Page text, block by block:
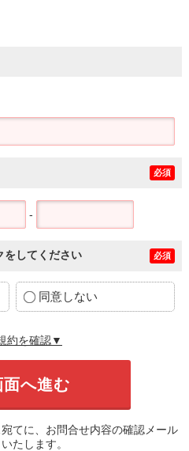
必須
-
をしてください 必須
同意しない
約を確認▼
てに、お問合せ内容の確認メール
たします。